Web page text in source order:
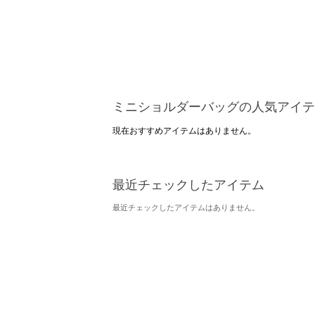
ミニショルダーバッグの人気アイ
現在おすすめアイテムはありません。
最近チェックしたアイテム
最近チェックしたアイテムはありません。